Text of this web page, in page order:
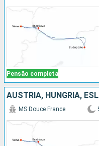
Pensão completa
AUSTRIA, HUNGRIA,
MS Douce France